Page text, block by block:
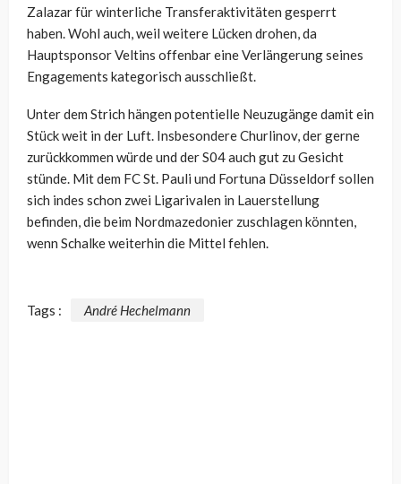
Zalazar für winterliche Transferaktivitäten gesperrt
haben. Wohl auch, weil weitere Lücken drohen, da
Hauptsponsor Veltins offenbar eine Verlängerung seines
Engagements kategorisch ausschließt.
Unter dem Strich hängen potentielle Neuzugänge damit ein
Stück weit in der Luft. Insbesondere Churlinov, der gerne
zurückkommen würde und der S04 auch gut zu Gesicht
stünde. Mit dem FC St. Pauli und Fortuna Düsseldorf sollen
sich indes schon zwei Ligarivalen in Lauerstellung
befinden, die beim Nordmazedonier zuschlagen könnten,
wenn Schalke weiterhin die Mittel fehlen.
Tags : André Hechelmann